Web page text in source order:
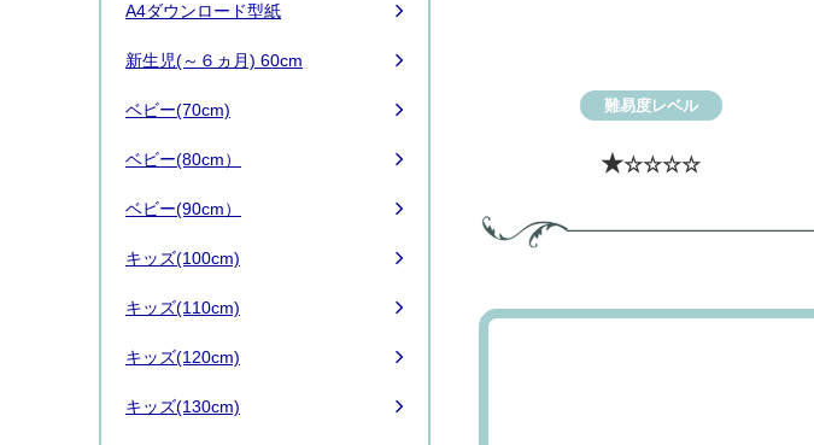
難易度レベル
★☆☆☆☆
A4ダウンロード型紙
新生児(～６ヵ月) 60cm
ベビー(70cm)
ベビー(80cm）
ベビー(90cm）
キッズ(100cm)
キッズ(110cm)
キッズ(120cm)
キッズ(130cm)